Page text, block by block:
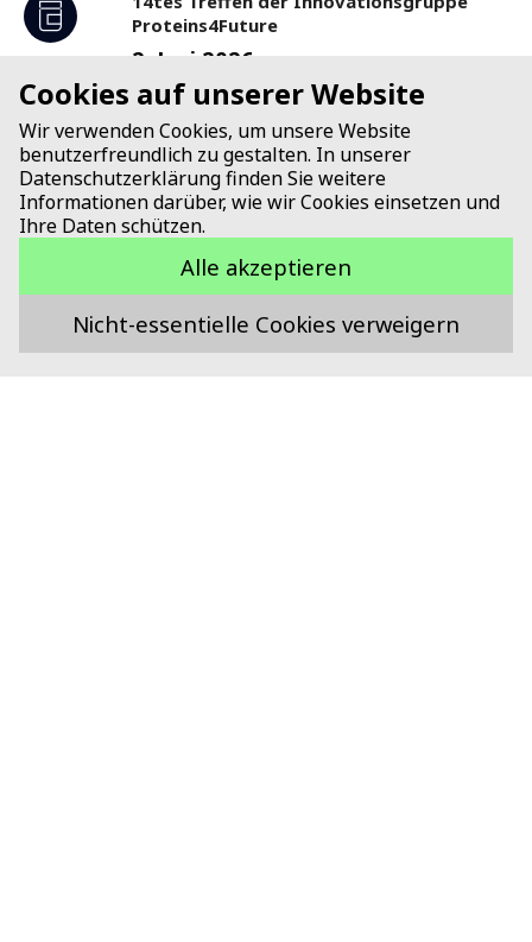
Proteins4Future
2. Juni 2026
13:30-17:30Uhr
ETH Zürich, HG D1.1, Rämistrasse
101, 8006 Zürich
13tes Treffen der IG Proteins4Future &
Bioconversion
6. November 2025
13:00-17:30Uhr
Sproudz, Eichenweg 49, 3052
Cookies auf unserer Website
Wir verwenden Cookies, um unsere Website
benutzerfreundlich zu gestalten. In unserer
Datenschutzerklärung finden Sie weitere
Informationen darüber, wie wir Cookies einsetzen und
Ihre Daten schützen.
Alle akzeptieren
Nicht-essentielle Cookies verweigern